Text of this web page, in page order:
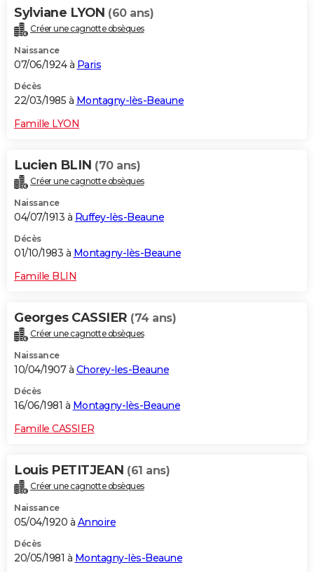
Sylviane LYON (60 ans)
Créer une cagnotte obsèques
Naissance
07/06/1924 à Paris
Décès
22/03/1985 à Montagny-lès-Beaune
Famille LYON
Lucien BLIN (70 ans)
Créer une cagnotte obsèques
Naissance
04/07/1913 à Ruffey-lès-Beaune
Décès
01/10/1983 à Montagny-lès-Beaune
Famille BLIN
Georges CASSIER (74 ans)
Créer une cagnotte obsèques
Naissance
10/04/1907 à Chorey-les-Beaune
Décès
16/06/1981 à Montagny-lès-Beaune
Famille CASSIER
Louis PETITJEAN (61 ans)
Créer une cagnotte obsèques
Naissance
05/04/1920 à Annoire
Décès
20/05/1981 à Montagny-lès-Beaune